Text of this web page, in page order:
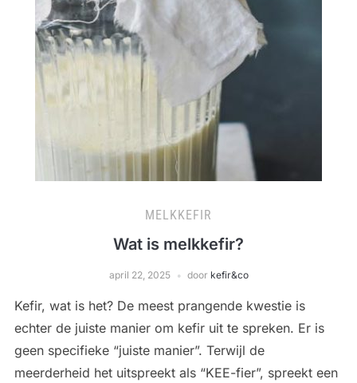
MELKKEFIR
Wat is melkkefir?
april 22, 2025 door kefir&co
Kefir, wat is het? De meest prangende kwestie is
echter de juiste manier om kefir uit te spreken. Er is
geen specifieke “juiste manier”. Terwijl de
meerderheid het uitspreekt als “KEE-fier”, spreekt een